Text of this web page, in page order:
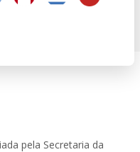
pela Secretaria da